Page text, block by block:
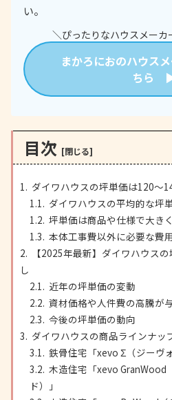
い。
＼ぴったりなハウスメー
まかろにおのハウス
ちら
目次
ダイワハウスの坪単価は120〜
ダイワハウスの平均的な坪
坪単価は商品や仕様で大き
本体工事費以外に必要な費
【2025年最新】ダイワハウス
し
近年の坪単価の変動
資材価格や人件費の高騰が
今後の坪単価の動向
ダイワハウスの商品ラインナッ
鉄骨住宅「xevo Σ（ジーヴ
木造住宅「xevo GranWood
ド）」